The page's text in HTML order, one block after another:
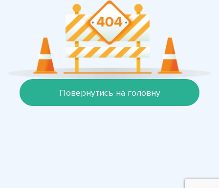
Повернутись на головну